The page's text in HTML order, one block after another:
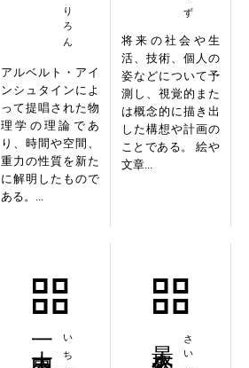
アルベルト・アイ
ンシュタインによ
って提唱された物
理学の理論であ
り、時間や空間、
重力の性質を新た
に解明したもので
ある。...
将来の社会や生
活、技術、個人の
姿などについて予
測し、視覚的また
は概念的に描き出
した構想や計画の
ことである。 絵や
文章...
一大事因縁